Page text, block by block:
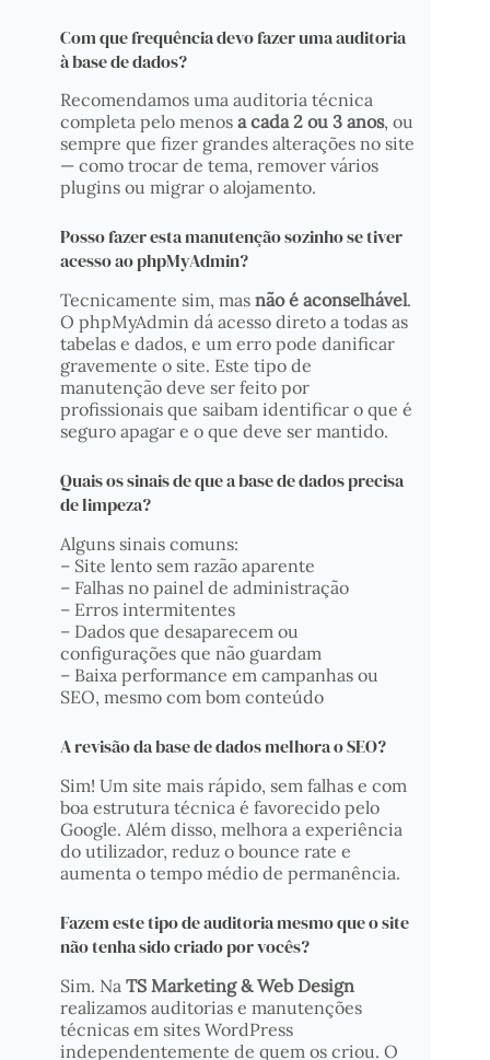
Com que frequência devo fazer uma auditoria
à base de dados?
Recomendamos uma auditoria técnica
completa pelo menos a cada 2 ou 3 anos, ou
sempre que fizer grandes alterações no site
— como trocar de tema, remover vários
plugins ou migrar o alojamento.
Posso fazer esta manutenção sozinho se tiver
acesso ao phpMyAdmin?
Tecnicamente sim, mas não é aconselhável.
O phpMyAdmin dá acesso direto a todas as
tabelas e dados, e um erro pode danificar
gravemente o site. Este tipo de
manutenção deve ser feito por
profissionais que saibam identificar o que é
seguro apagar e o que deve ser mantido.
Quais os sinais de que a base de dados precisa
de limpeza?
Alguns sinais comuns:
– Site lento sem razão aparente
– Falhas no painel de administração
– Erros intermitentes
– Dados que desaparecem ou
configurações que não guardam
– Baixa performance em campanhas ou
SEO, mesmo com bom conteúdo
A revisão da base de dados melhora o SEO?
Sim! Um site mais rápido, sem falhas e com
boa estrutura técnica é favorecido pelo
Google. Além disso, melhora a experiência
do utilizador, reduz o bounce rate e
aumenta o tempo médio de permanência.
Fazem este tipo de auditoria mesmo que o site
não tenha sido criado por vocês?
Sim. Na TS Marketing & Web Design
realizamos auditorias e manutenções
técnicas em sites WordPress
independentemente de quem os criou. O